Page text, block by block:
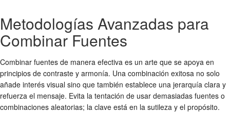
Metodologías Avanzadas para
Combinar Fuentes
Combinar fuentes de manera efectiva es un arte que se apoya en
principios de contraste y armonía. Una combinación exitosa no solo
añade interés visual sino que también establece una jerarquía clara y
refuerza el mensaje. Evita la tentación de usar demasiadas fuentes o
combinaciones aleatorias; la clave está en la sutileza y el propósito.